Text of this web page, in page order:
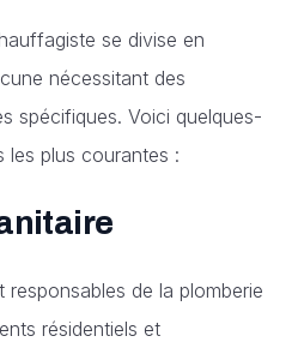
se divise en
nécessitant des
spécifiques. Voici quelques-
les plus courantes :
de la plomberie
résidentiels et